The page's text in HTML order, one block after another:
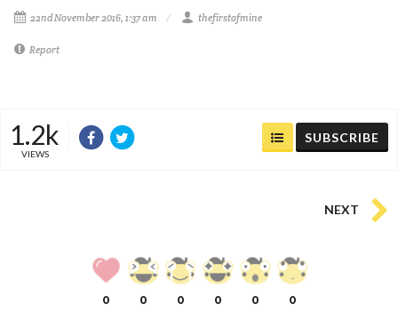
22nd November 2016, 1:37 am thefirstofmine
Report
1.2k
VIEWS
SUBSCRIBE
NEXT
0 0 0 0 0 0